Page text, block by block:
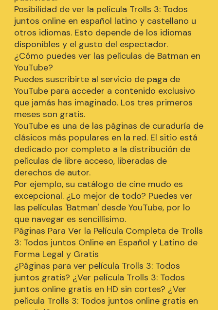
Posibilidad de ver la película Trolls 3: Todos
juntos online en español latino y castellano u
otros idiomas. Esto depende de los idiomas
disponibles y el gusto del espectador.
¿Cómo puedes ver las películas de Batman en
YouTube?
Puedes suscribirte al servicio de paga de
YouTube para acceder a contenido exclusivo
que jamás has imaginado. Los tres primeros
meses son gratis.
YouTube es una de las páginas de curaduría de
clásicos más populares en la red. El sitio está
dedicado por completo a la distribución de
películas de libre acceso, liberadas de
derechos de autor.
Por ejemplo, su catálogo de cine mudo es
excepcional. ¿Lo mejor de todo? Puedes ver
las películas 'Batman' desde YouTube, por lo
que navegar es sencillísimo.
Páginas Para Ver la Película Completa de Trolls
3: Todos juntos Online en Español y Latino de
Forma Legal y Gratis
¿Páginas para ver película Trolls 3: Todos
juntos gratis? ¿Ver película Trolls 3: Todos
juntos online gratis en HD sin cortes? ¿Ver
película Trolls 3: Todos juntos online gratis en